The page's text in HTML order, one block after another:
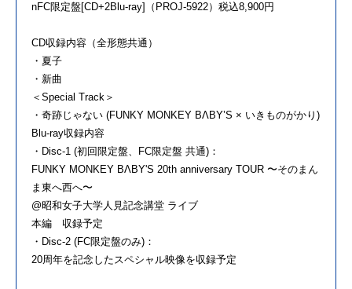
nFC限定盤[CD+2Blu-ray]（PROJ-5922）税込8,900円
CD収録内容（全形態共通）
・夏子
・新曲
＜Special Track＞
・奇跡じゃない (FUNKY MONKEY BΛBY’S × いきものがかり)
Blu-ray収録内容
・Disc-1 (初回限定盤、FC限定盤 共通)：
FUNKY MONKEY BΛBY'S 20th anniversary TOUR 〜そのまん
ま東へ西へ〜
@昭和女子大学人見記念講堂 ライブ
本編 収録予定
・Disc-2 (FC限定盤のみ)：
20周年を記念したスペシャル映像を収録予定